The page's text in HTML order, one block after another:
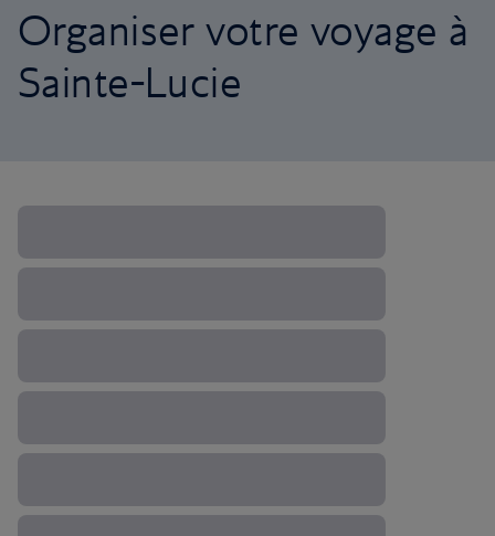
Organiser votre voyage à
Sainte-Lucie